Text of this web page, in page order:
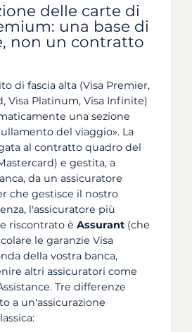
delle carte di
una base di
non un contratto
di fascia alta (Visa Premier,
Visa Platinum, Visa Infinite)
una sezione
del viaggio». La
al contratto quadro del
e gestita, a
da un assicuratore
che gestisce il nostro
l'assicuratore più
riscontrato è Assurant (che
le garanzie Visa
della vostra banca,
altri assicuratori come
Tre differenze
a un'assicurazione